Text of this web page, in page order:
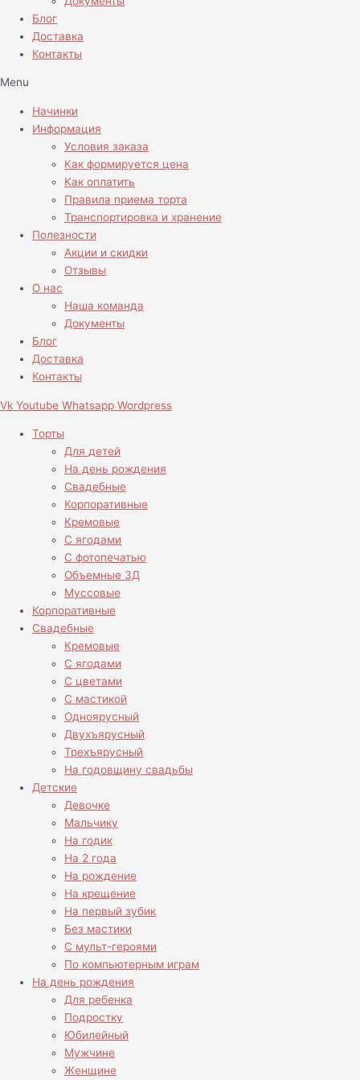
Блог
Доставка
Контакты
Menu
Начинки
Информация
Условия заказа
Как формируется цена
Как оплатить
Правила приема торта
Транспортировка и хранение
Полезности
Акции и скидки
Отзывы
О нас
Наша команда
Документы
Блог
Доставка
Контакты
Vk Youtube Whatsapp Wordpress
Торты
Для детей
На день рождения
Свадебные
Корпоративные
Кремовые
С ягодами
С фотопечатью
Объемные 3Д
Муссовые
Корпоративные
Свадебные
Кремовые
С ягодами
С цветами
С мастикой
Одноярусный
Двухъярусный
Трехъярусный
На годовщину свадьбы
Детские
Девочке
Мальчику
На годик
На 2 года
На рождение
На крещение
На первый зубик
Без мастики
С мульт-героями
По компьютерным играм
На день рождения
Для ребенка
Подростку
Юбилейный
Мужчине
Женщине